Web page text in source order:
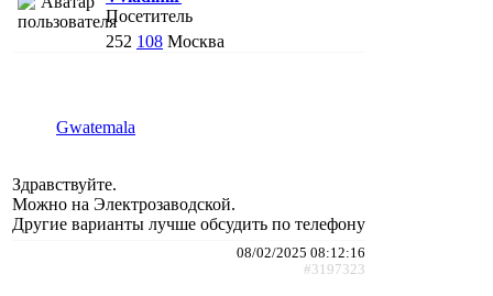
Посетитель
252 108 Москва
Gwatemala
Здравствуйте.
Можно на Электрозаводской.
Другие варианты лучше обсудить по телефону
08/02/2025 08:12:16
#3197323